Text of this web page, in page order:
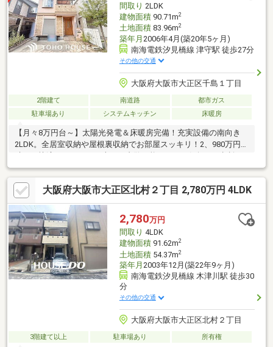
間取り 2LDK
建物面積90.71m2
土地面積83.96m2
築年月 2006年4月(築20年5ヶ月)
南海電鉄汐見橋線 津守駅 徒歩27分
その他の交通
大阪府大阪市大正区千島１丁目
2階建て 南道路
都市ガス
駐車場あり
システムキッチン 床暖房
【月々8万円台～】太陽光発電＆床暖房完備！充実設備の南向き
2LDK。全居室収納や屋根裏収納でお部屋スッキリ！2、980万円で
叶える快適エコライフ。本日ご内覧可能です。お気軽にご相談く
ださい！
大阪府大阪市大正区北村２丁目 2,780万円 4LDK
2,780万円
間取り 4LDK
建物面積91.62m2
土地面積54.37m2
築年月 2003年12月(築22年9ヶ月)
南海電鉄汐見橋線 木津川駅 徒歩30
分
その他の交通
大阪府大阪市大正区北村２丁目
3階建て以上 駐車場あり 所有権